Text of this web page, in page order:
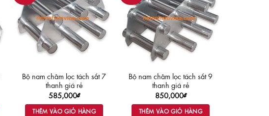
Bộ nam châm lọc tách sắt 7
thanh giá rẻ
585,000₫
THÊM VÀO GIỎ HÀNG
Bộ nam châm lọc tách sắt 9
thanh giá rẻ
850,000₫
THÊM VÀO GIỎ HÀNG